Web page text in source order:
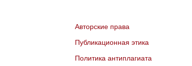
Авторские права
Публикационная этика
Политика антиплагиата